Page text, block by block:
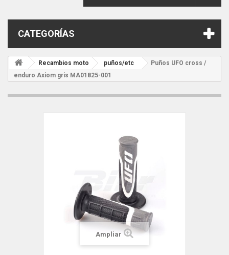
CATEGORÍAS
Recambios moto puños/etc
Puños UFO cross /
enduro Axiom gris MA01825-001
Ampliar